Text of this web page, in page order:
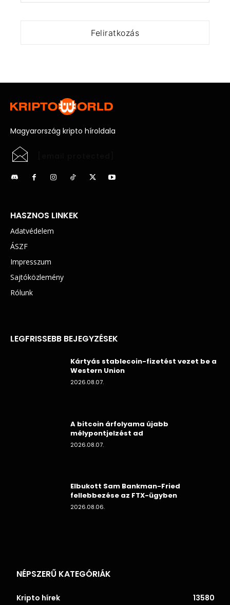
Magyarország kripto híroldala
HASZNOS LINKEK
Adatvédelem
ÁSZF
Impresszum
Sajtóközlemény
Rólunk
LEGFRISSEBB BEJEGYZÉSEK
Kártyás stablecoin-fizetést vezet be a
Western Union
2026.08.07.
A bitcoin árfolyama újabb
mélypontjelzést ad
2026.08.07.
Elbukott Sam Bankman-Fried
fellebbezése az FTX-ügyben
2026.08.06.
NÉPSZERŰ KATEGÓRIÁK
Kripto hírek 13580